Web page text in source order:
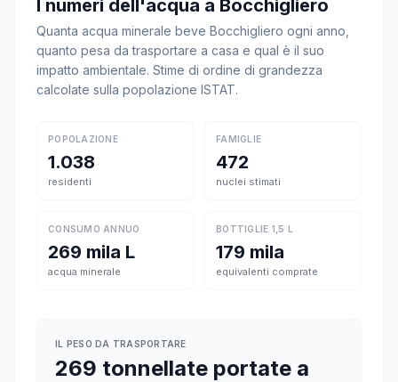
I numeri dell'acqua a Bocchigliero
Quanta acqua minerale beve Bocchigliero ogni anno,
quanto pesa da trasportare a casa e qual è il suo
impatto ambientale. Stime di ordine di grandezza
calcolate sulla popolazione ISTAT.
POPOLAZIONE
1.038
residenti
FAMIGLIE
472
nuclei stimati
CONSUMO ANNUO
269 mila L
acqua minerale
BOTTIGLIE 1,5 L
179 mila
equivalenti comprate
IL PESO DA TRASPORTARE
269 tonnellate portate a